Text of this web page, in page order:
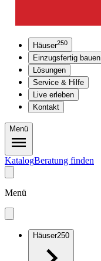
Häuser250
Einzugsfertig bauen
Lösungen
Service & Hilfe
Live erleben
Kontakt
Menü
KatalogBeratung finden
Menü
Häuser250